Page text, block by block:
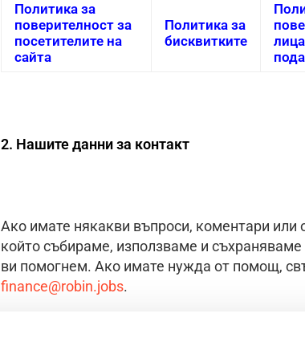
Политика за
поверителност за
посетителите на
сайта
Политика за
бисквитките
2. Нашите данни за контакт
Ако имате някакви въпроси, коментари или
който събираме, използваме и
ви помогнем. Ако имате нужда от помощ,
finance@robin.jobs.